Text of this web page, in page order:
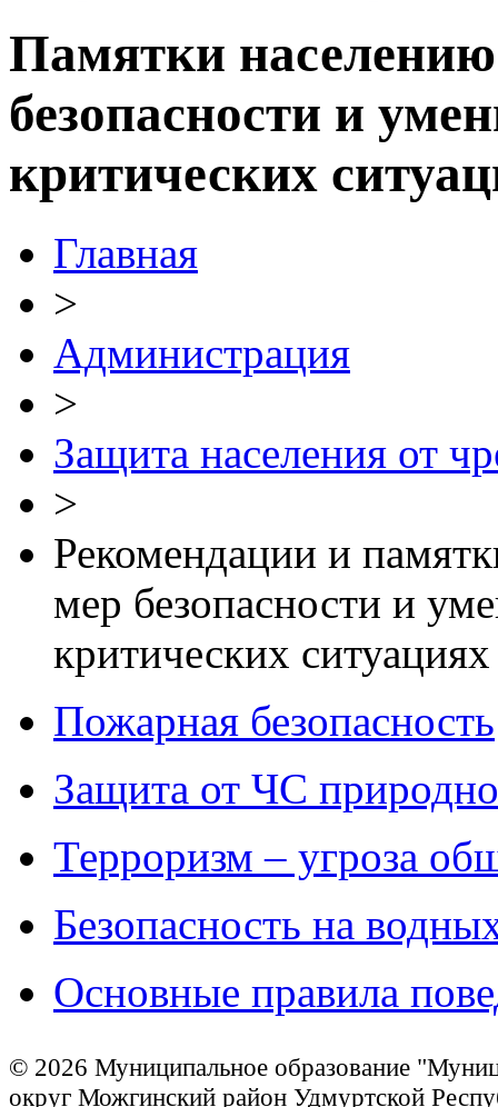
Памятки
безопасности и
критических
Главная
>
Администрация
>
Защита населения от
>
Рекомендации и
мер безопасности и
критических ситуациях
Пожарная безопасность
Защита от ЧС
Терроризм – угроза
Безопасность на
Основные правила
© 2026 Муниципальное образование
округ Можгинский район Удмуртской